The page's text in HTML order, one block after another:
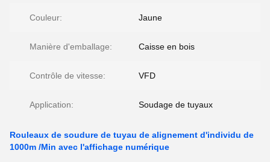
Couleur: Jaune
Manière d'emballage: Caisse en bois
Contrôle de vitesse: VFD
Application: Soudage de tuyaux
Rouleaux de soudure de tuyau de alignement d'individu de
1000m /Min avec l'affichage numérique